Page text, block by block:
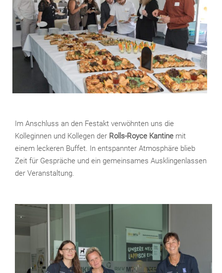
Im Anschluss an den Festakt verwöhnten uns die
Kolleginnen und Kollegen der Rolls-Royce Kantine mit
einem leckeren Buffet. In entspannter Atmosphäre blieb
Zeit für Gespräche und ein gemeinsames Ausklingenlassen
der Veranstaltung.